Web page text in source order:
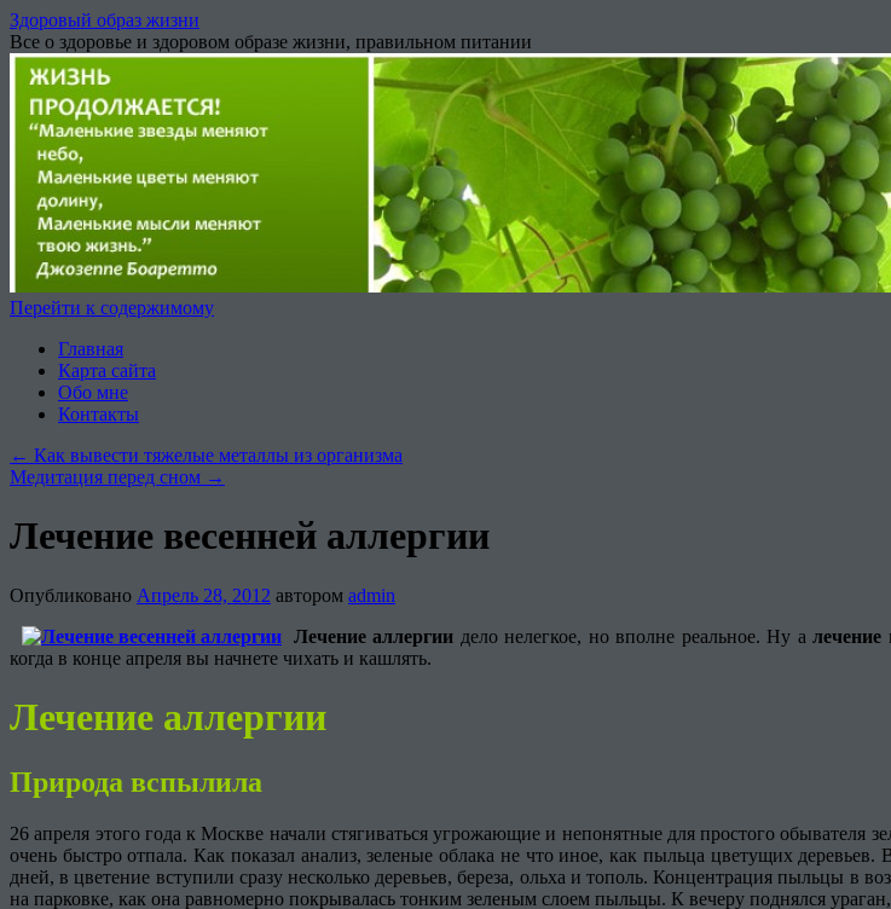
Здоровый образ жизни
Все о здоровье и здоровом образе жизни, правильном питании
Перейти к содержимому
Главная
Карта сайта
Обо мне
Контакты
← Как вывести тяжелые металлы из организма
Медитация перед сном →
Лечение весенней аллергии
Опубликовано Апрель 28, 2012 автором admin
Лечение аллергии дело нелегкое, но вполне реальное. Ну алечение
когда в конце апреля вы начнете чихать и кашлять.
Лечение аллергии
Природа вспылила
26 апреля этого года к Москве начали стягиваться угрожающие и непонятные для простого
очень быстро отпала. Как показал анализ, зеленые облака не что иное, как пыльца цветущих
дней, в цветение вступили сразу несколько деревьев, береза, ольха и тополь. Концентрация пыльцы в
на парковке, как она равномерно покрывалась тонким зеленым слоем пыльцы. К вечеру поднялся